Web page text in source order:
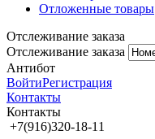
Отложенные товары
Отслеживание заказа
Отслеживание заказа
Антибот
ВойтиРегистрация
Контакты
Контакты
+7(916)320-18-11